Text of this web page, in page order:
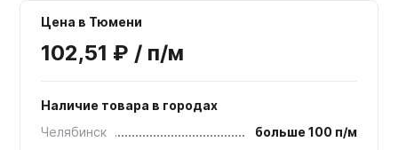
Цена в Тюмени
102,51 ₽ / п/м
Наличие товара в городах
Челябинск
больше 100 п/м